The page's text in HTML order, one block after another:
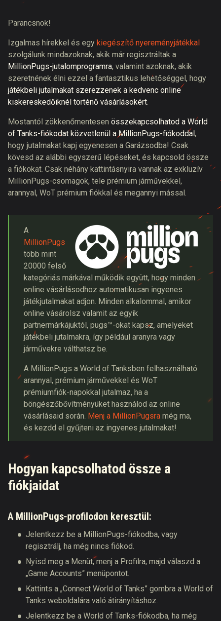
Parancsnok!
Izgalmas hírekkel és egy kiegészítő nyereményjátékkal
szolgálunk mindazoknak, akik már regisztráltak a
MillionPugs-jutalomprogramra, valamint azoknak, akik
szeretnének élni ezzel a fantasztikus lehetőséggel, hogy
játékbeli jutalmakat szerezzenek a kedvenc online
kiskereskedőiknél történő vásárlásokért.
Mostantól zökkenőmentesen összekapcsolhatod a World
of Tanks-fiókodat közvetlenül a MillionPugs-fiókoddal,
hogy jutalmakat kapj egyenesen a Garázsodba! Csak
kövesd az alábbi egyszerű lépéseket, és kapcsold össze
a fiókokat. Csak néhány kattintásnyira vannak az exkluzív
MillionPugs-csomagok, tele prémium járművekkel,
arannyal, WoT prémium fiókkal és megannyi mással.
A
MillionPugs
több mint
20000 felső
kategóriás márkával működik együtt, hogy minden
online vásárlásodhoz automatikusan ingyenes
játékjutalmakat adjon. Minden alkalommal, amikor
online vásárolsz valamit az egyik
partnermárkájuktól, pugs™-okat kapsz, amelyeket
játékbeli jutalmakra, így például aranyra vagy
járművekre válthatsz be.
A MillionPugs a World of Tanksben felhasználható
arannyal, prémium járművekkel és WoT
prémiumfiók-napokkal jutalmaz, ha a
böngészőbővítményüket használod az online
vásárlásaid során. Menj a MillionPugsra még ma,
és kezdd el gyűjteni az ingyenes jutalmakat!
Hogyan kapcsolhatod össze a
fiókjaidat
A MillionPugs-profilodon keresztül:
Jelentkezz be a MillionPugs-fiókodba, vagy
regisztrálj, ha még nincs fiókod.
Nyisd meg a Menüt, menj a Profilra, majd válaszd a
„Game Accounts” menüpontot.
Kattints a „Connect World of Tanks” gombra a World of
Tanks weboldalára való átirányításhoz.
Jelentkezz be a World of Tanks-fiókodba, ha még